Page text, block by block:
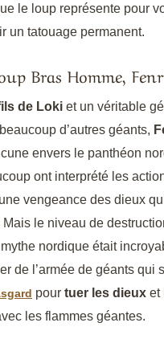
le loup représente pour
un tatouage permanent.
Bras Homme,
de Loki et un véritable
d’autres géants,
envers le panthéon
ont interprété les
vengeance des dieux
Mais le niveau de
nordique était
de l’armée de géants qui
pour tuer les dieux et
les flammes géantes.